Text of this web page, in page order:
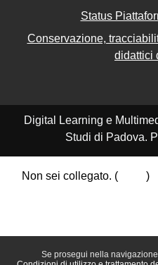
Se prosegui nella
Status
Conservazione,
didattici
Digital Learning e
Studi di Padova.
Non sei collegato. (
)